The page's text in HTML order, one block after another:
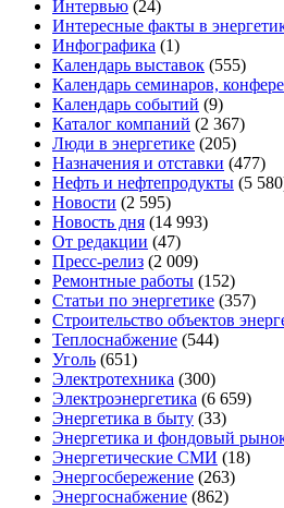
Интервью (24)
Интересные факты в
Инфографика (1)
Календарь выставок (555)
Календарь семинаров,
Календарь событий (9)
Каталог компаний (2 367)
Люди в энергетике (205)
Назначения и отставки (477)
Нефть и нефтепродукты (5
Новости (2 595)
Новость дня (14 993)
От редакции (47)
Пресс-релиз (2 009)
Ремонтные работы (152)
Статьи по энергетике (357)
Строительство объектов
Теплоснабжение (544)
Уголь (651)
Электротехника (300)
Электроэнергетика (6 659)
Энергетика в быту (33)
Энергетика и фондовый
Энергетические СМИ (18)
Энергосбережение (263)
Энергоснабжение (862)